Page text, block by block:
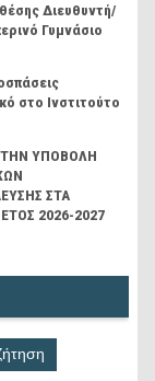
Διευθυντή/
Γυμνάσιο
στο Ινστιτούτο
ΤΗΝ ΥΠΟΒΟΛΗ
ΣΤΑ
2026-2027